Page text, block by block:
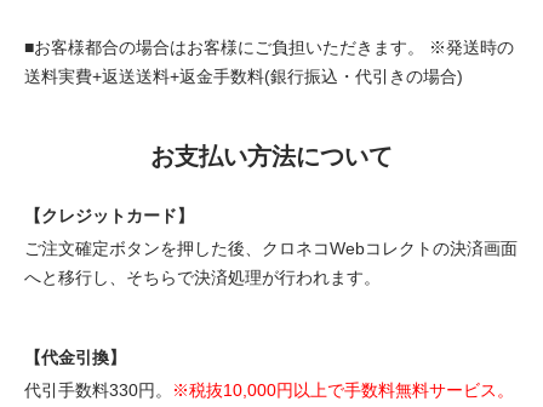
■お客様都合の場合はお客様にご負担いただきます。 ※発送時の
送料実費+返送送料+返金手数料(銀行振込・代引きの場合)
お支払い方法について
【クレジットカード】
ご注文確定ボタンを押した後、クロネコWebコレクトの決済画面
へと移行し、そちらで決済処理が行われます。
【代金引換】
代引手数料330円。
※税抜10,000円以上で手数料無料サービス。